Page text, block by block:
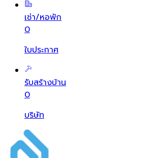
เช่า/หอพัก
0
ใบประกาศ
รับสร้างบ้าน
0
บริษัท